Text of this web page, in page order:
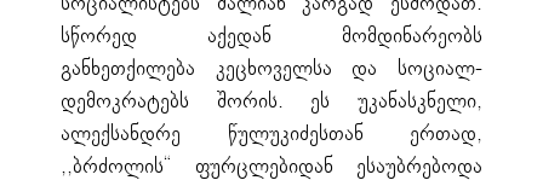
სწორედ აქედან მომდინარეობს
განხეთქილება კეცხოველსა და სოციალ-
დემოკრატებს შორის. ეს უკანასკნელი,
ალექსანდრე წულუკიძესთან ერთად,
,,ბრძოლის“ ფურცლებიდან ესაუბრებოდა